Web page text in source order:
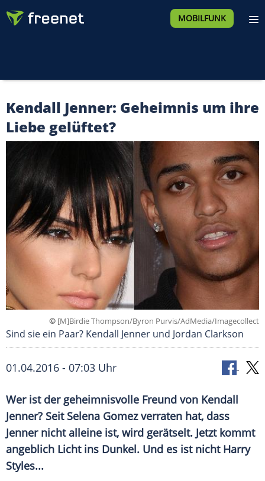
MOBILFUNK
Kendall Jenner: Geheimnis um ihre
Liebe gelüftet?
© [M]Birdie Thompson/Byron Purvis/AdMedia/Imagecollect
Sind sie ein Paar? Kendall Jenner und Jordan Clarkson
01.04.2016 - 07:03 Uhr
Wer ist der geheimnisvolle Freund von Kendall
Jenner? Seit Selena Gomez verraten hat, dass
Jenner nicht alleine ist, wird gerätselt. Jetzt kommt
angeblich Licht ins Dunkel. Und es ist nicht Harry
Styles...